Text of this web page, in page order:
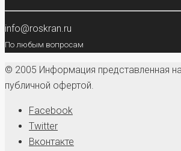
info@roskran.ru
По любым вопросам
© 2005 Информация представленная на
публичной офертой.
Facebook
Twitter
Вконтакте